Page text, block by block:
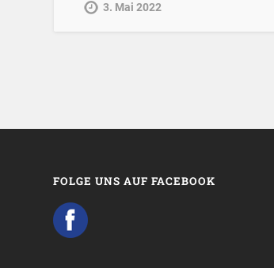
3. Mai 2022
FOLGE UNS AUF FACEBOOK